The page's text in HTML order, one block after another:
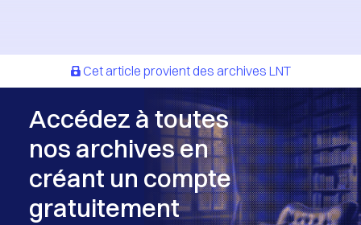
Cet article provient des archives LNT
Accédez à toutes
nos archives en
créant un compte
gratuitement